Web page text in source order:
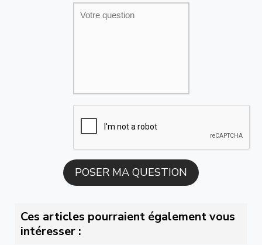
Ces articles pourraient également vous
intéresser :